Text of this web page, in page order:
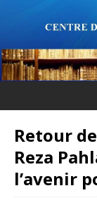
Retour
Reza
l’avenir